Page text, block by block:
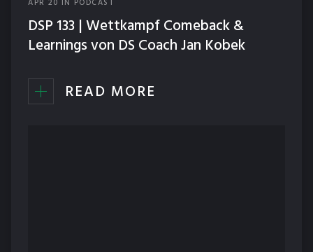
ERNÄHRUNG
NEWS
TECHNIK
APR 20 IN PODCAST
DSP 133 | Wettkampf Comeback &
Learnings von DS Coach Jan Kobek
READ MORE